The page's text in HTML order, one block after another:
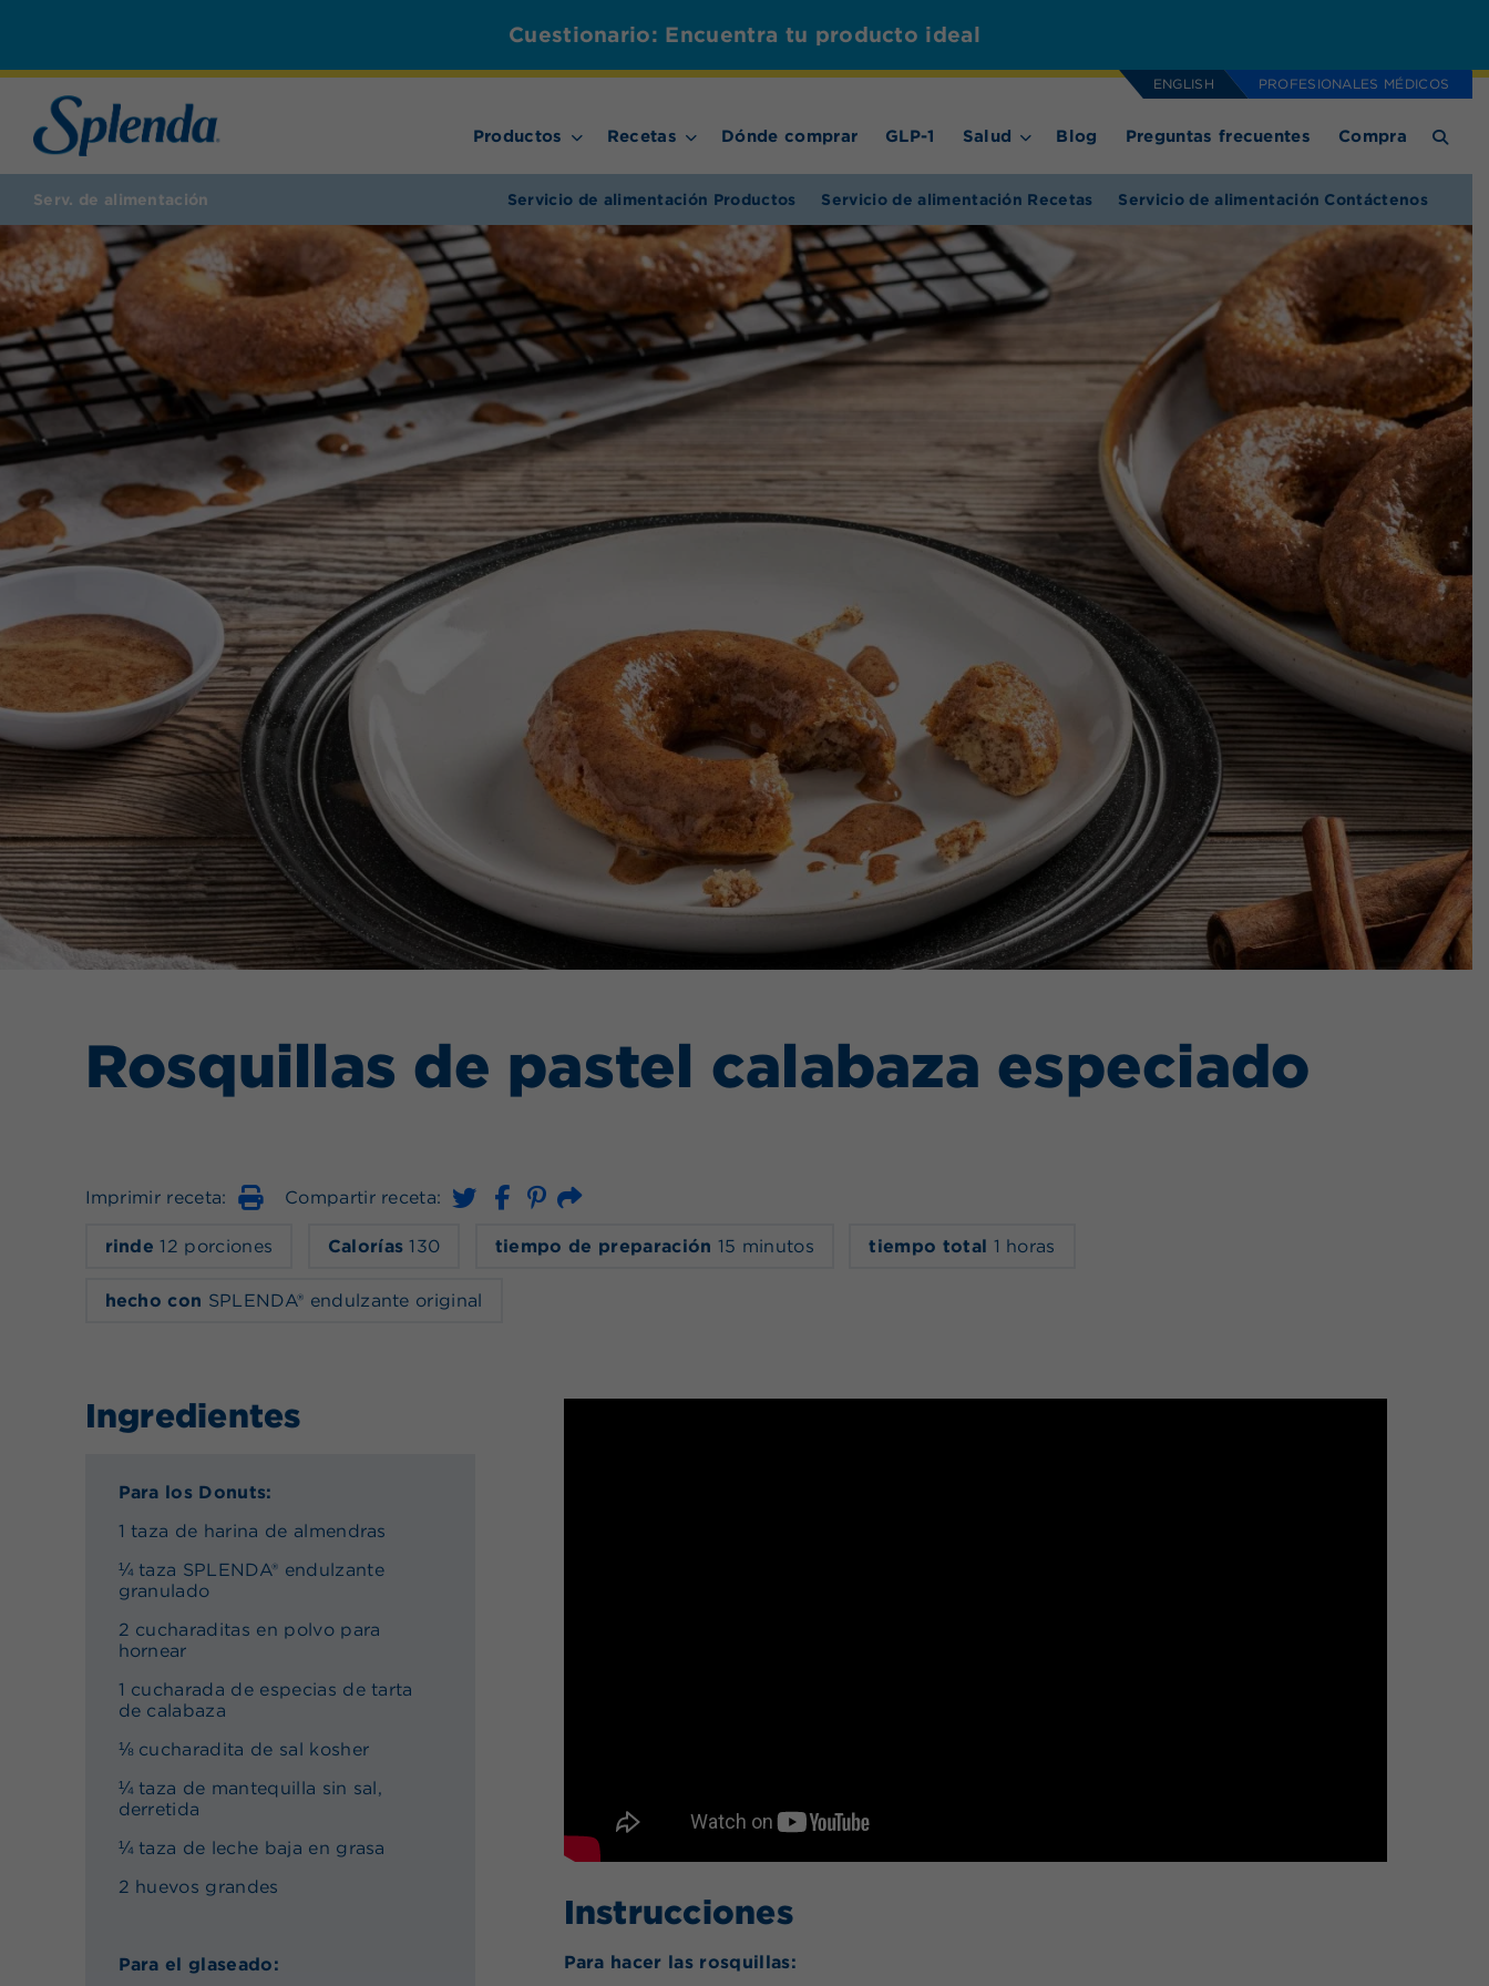
Cuestionario: Encuentra tu producto ideal
ENGLISH PROFESIONALES MÉDICOS
Productos Recetas Dónde comprar GLP-1 Salud Blog Preguntas frecuentes Compra
Serv. de alimentación Servicio de alimentación Productos Servicio de alimentación Recetas Servicio de alimentación Contáctenos
Rosquillas de pastel calabaza especiado
Imprimir receta: Imprimir
Compartir receta: Correo electrónico
rinde12 porciones Calorías 130 tiempo de preparación 15 minutos tiempo total 1 horas
hecho con SPLENDA® endulzante original
Ingredientes
Para los Donuts:
1 taza de harina de almendras
¼ taza SPLENDA® endulzante
granulado
2 cucharaditas en polvo para
hornear
1 cucharada de especias de tarta
de calabaza
⅛ cucharadita de sal kosher
¼ taza de mantequilla sin sal,
derretida
¼ taza de leche baja en grasa
2 huevos grandes
Para el glaseado:
Instrucciones
Para hacer las rosquillas: